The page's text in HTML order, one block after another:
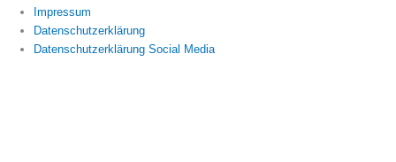
Impressum
Datenschutzerklärung
Datenschutzerklärung Social Media